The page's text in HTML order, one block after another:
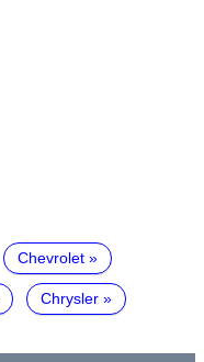
Chevrolet
Chrysler